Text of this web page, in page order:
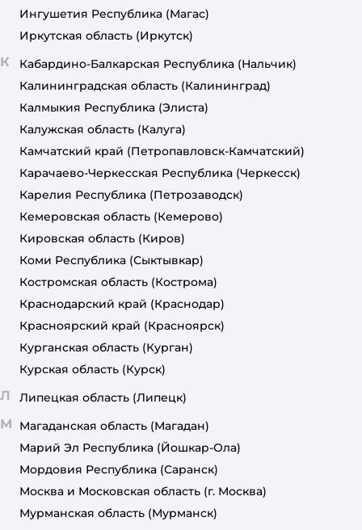
Ингушетия Республика (Магас)
Иркутская область (Иркутск)
К Кабардино-Балкарская Республика (Нальчик)
Калининградская область (Калининград)
Калмыкия Республика (Элиста)
Калужская область (Калуга)
Камчатский край (Петропавловск-Камчатский)
Карачаево-Черкесская Республика (Черкесск)
Карелия Республика (Петрозаводск)
Кемеровская область (Кемерово)
Кировская область (Киров)
Коми Республика (Сыктывкар)
Костромская область (Кострома)
Краснодарский край (Краснодар)
Красноярский край (Красноярск)
Курганская область (Курган)
Курская область (Курск)
Л Липецкая область (Липецк)
М Магаданская область (Магадан)
Марий Эл Республика (Йошкар-Ола)
Мордовия Республика (Саранск)
Москва и Московская область (г. Москва)
Мурманская область (Мурманск)